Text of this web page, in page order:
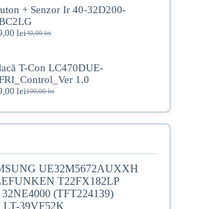
fost:
110,00 lei.
69,00 lei.
+ Senzor Ir 40-32D200-
40,00lei
Prețul
fost:
40,00 lei.
leiPrețul
39,00 lei.
T-Con LC470DUE-
1.0
100,00lei
Prețul
leiPrețul
UE32M5672AUXXH
T22FX182LP
(TFT224139)
LT-39VF52K